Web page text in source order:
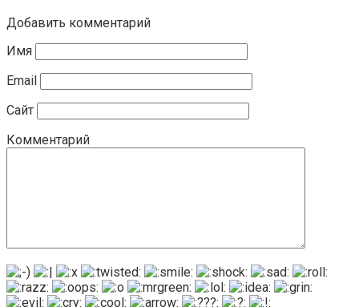
Добавить комментарий
Имя
Email
Сайт
Комментарий